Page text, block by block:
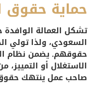
حماية حقوق
تشكل العمالة
السعودي، ولذا تولي
حقوقهم. يضمن نظام
الاستغلال أو
صاحب عمل ينتهك حقوق